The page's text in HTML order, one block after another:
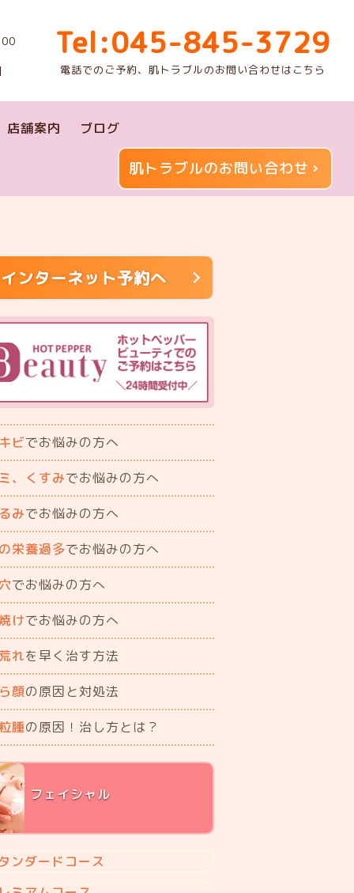
Tel:045-845-3729
電話でのご予約、肌トラブルのお問い合わせはこちら
店舗案内 ブログ
肌トラブルのお問い合わせ
インターネット予約へ
ビでお悩みの方へ
、くすみでお悩みの方へ
みでお悩みの方へ
栄養過多でお悩みの方へ
でお悩みの方へ
けでお悩みの方へ
れを早く治す方法
顔の原因と対処法
腫の原因！治し方とは？
フェイシャル
ンダードコース